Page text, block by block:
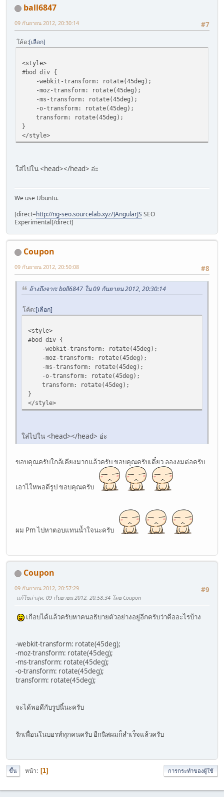
ball6847
#7
09 กันยายน 2012, 20:30:14
โค้ด เลือก
<style>
#bod div {
-webkit-transform: rotate(45deg);
-moz-transform: rotate(45deg);
-ms-transform: rotate(45deg);
-o-transform: rotate(45deg);
transform: rotate(45deg);
}
</style>
ใส่ไปใน <head></head> อ่ะ
We use Ubuntu.
[direct=http://ng-seo.sourcelab.xyz/]AngularJS SEO
Experimental[/direct]
Coupon
#8
09 กันยายน 2012, 20:50:08
อ้างถึงจาก: ball6847 ใน 09 กันยายน 2012, 20:30:14
โค้ด เลือก
<style>
#bod div {
-webkit-transform: rotate(45deg);
-moz-transform: rotate(45deg);
-ms-transform: rotate(45deg);
-o-transform: rotate(45deg);
transform: rotate(45deg);
}
</style>
ใส่ไปใน <head></head> อ่ะ
ขอบคุณครับใกล้เคียงมากแล้วครับ ขอบคุณครับเดี๋ยว ลองงมต่อครับ
เอาไใหพอดีรูป ขอบคุณครับ
ผม Pm ไปหาตอบแทนน้ำใจนะครับ
Coupon
#9
09 กันยายน 2012, 20:57:29
แก้ไขล่าสุด: 09 กันยายน 2012, 20:58:34 โดย Coupon
เกือบได้แล้วครับหาคนอธิบายตัวอย่างอยู่อีกครับว่าคืออะไรบ้าง
-webkit-transform: rotate(45deg);
-moz-transform: rotate(45deg);
-ms-transform: rotate(45deg);
-o-transform: rotate(45deg);
transform: rotate(45deg);
จะได้พอดีกับรูปนี้นะครับ
รักเพื่อนในบอรท์ทุกคนครับ อีกนิสผมก็สำเร็จแล้วครับ
ขึ้น หน้า 1 การกระทำของผู้ใช้